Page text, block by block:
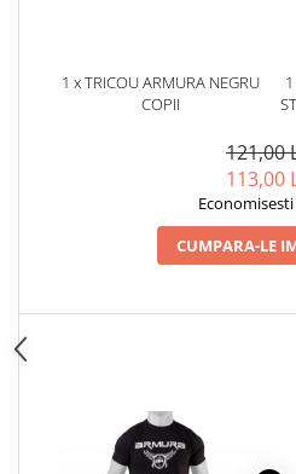
Accesorii Lupte/Wrestling
Suprafete de lupta/Dotari sala
Suprafete de Lupta/Antrenament
Proteine & Aminoacizi
PRE-Workout
Ardere/Slabire
Vitamine/Minerale
Medicina Sportiva/Recuperare
1 x TRICOU ARMURA NEGRU
COPII
121,00
113,00
Economisesti
CUMPARA-LE